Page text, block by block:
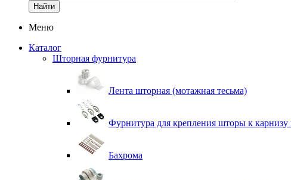
Найти
Меню
Каталог
Шторная фурнитура
Лента шторная (мотажная тесьма)
Фурнитура для крепления шторы к
Бахрома